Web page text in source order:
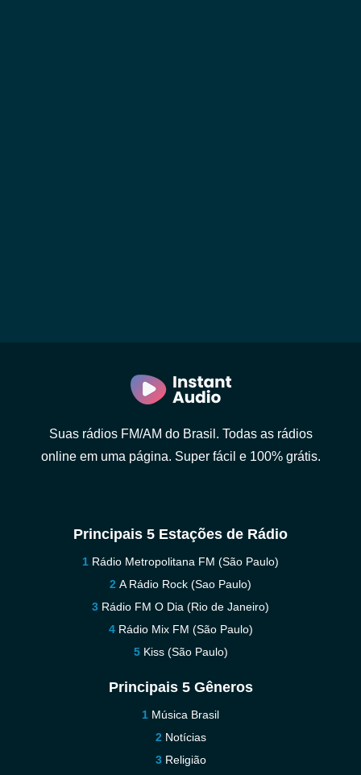
Suas rádios FM/AM do Brasil. Todas as rádios
online em uma página. Super fácil e 100% grátis.
Principais 5 Estações de Rádio
Rádio Metropolitana FM (São Paulo)
A Rádio Rock (Sao Paulo)
Rádio FM O Dia (Rio de Janeiro)
Rádio Mix FM (São Paulo)
Kiss (São Paulo)
Principais 5 Gêneros
Música Brasil
Notícias
Religião